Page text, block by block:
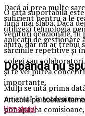
Dacă ai prea multe
suficient pentru a le
utilizezi tehnologia
aplicații de gestionare
sarcinile repetitive și
colegi sau
și te vei putea
importante.
Articole pe aceiasi
Urmatorul
O rată suportabilă
lună mai slabă. Dacă
venituri ocazionale, fii
ajuta, dar nu ar trebui
Dobânda nu
Mulți se uită prima
nu arată întotdeauna
pot apărea